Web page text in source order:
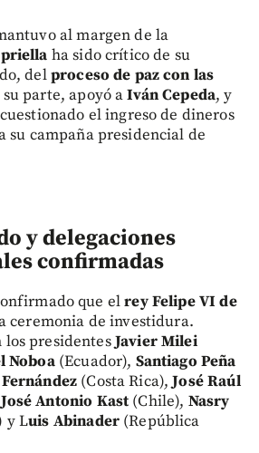
al margen de la
ha sido crítico de su
delproceso de paz con las
parte, apoyó aIván Cepeda, y
el ingreso de dineros
su campaña presidencial de
y delegaciones
confirmadas
que elrey Felipe VI de
ceremonia de investidura.
los presidentesJavier Milei
Noboa(Ecuador), Santiago Peña
(Costa Rica),José Raúl
José Antonio Kast (Chile), Nasry
y Luis Abinader (República